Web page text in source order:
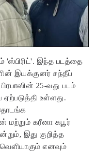
'ஸ்பிரிட்'. இந்த படத்தை
இயக்குனர் சந்தீப்
25-வது படம்
ஏற்படுத்தி உள்ளது.
தொடங்க
மற்றும் கரீனா கபூர்
இது குறித்த
வெளியாகும் எனவும்